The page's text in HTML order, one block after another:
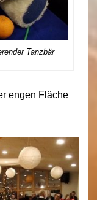
Tanzbär
engen Fläche